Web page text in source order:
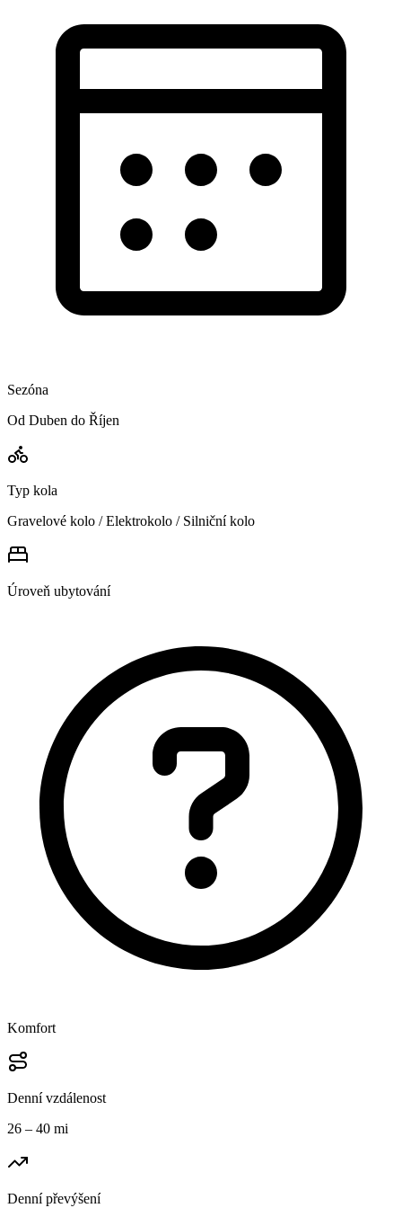
Sezóna
Od Duben do Říjen
Typ kola
Gravelové kolo / Elektrokolo / Silniční kolo
Úroveň ubytování
Komfort
Denní vzdálenost
26 – 40 mi
Denní převýšení